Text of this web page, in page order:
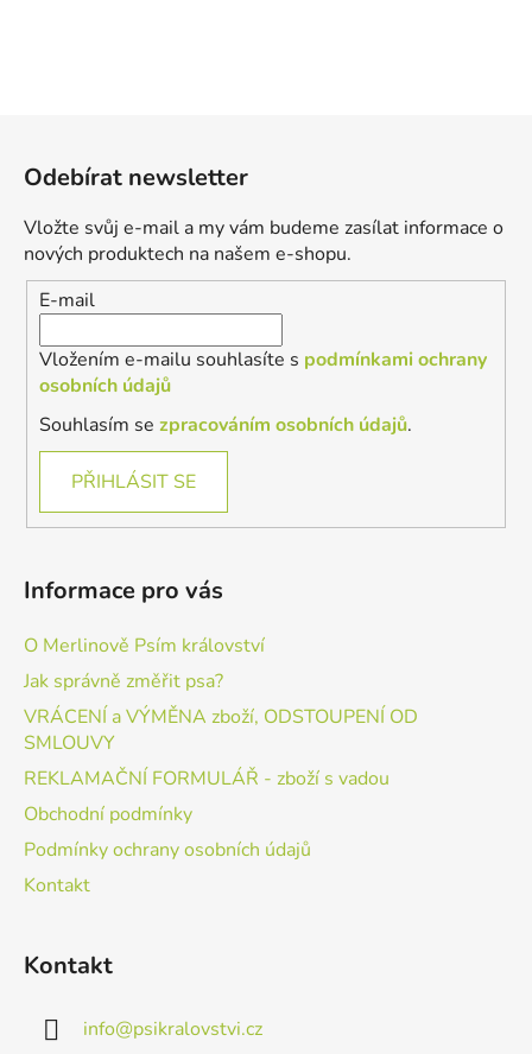
Odebírat newsletter
Vložte svůj e-mail a my vám budeme zasílat informace o
nových produktech na našem e-shopu.
E-mail
Vložením e-mailu souhlasíte s podmínkami ochrany
osobních údajů
Souhlasím se zpracováním osobních údajů.
PŘIHLÁSIT SE
Informace pro vás
O Merlinově Psím království
Jak správně změřit psa?
VRÁCENÍ a VÝMĚNA zboží, ODSTOUPENÍ OD
SMLOUVY
REKLAMAČNÍ FORMULÁŘ - zboží s vadou
Obchodní podmínky
Podmínky ochrany osobních údajů
Kontakt
Kontakt
info@psikralovstvi.cz